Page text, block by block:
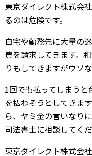
東京ダイレクト株式会
るのは危険です。
自宅や勤務先に大量の
費を請求してきます。
りもしてきますがウソ
1回でも払ってしまう
を払わそうとしてきま
ら、ヤミ金の言いなり
司法書士に相談してくだ
東京ダイレクト株式会